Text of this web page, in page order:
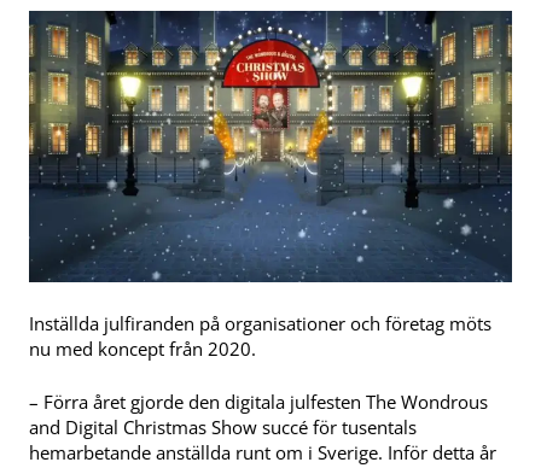
Inställda julfiranden på organisationer och företag möts
nu med koncept från 2020.
– Förra året gjorde den digitala julfesten The Wondrous
and Digital Christmas Show succé för tusentals
hemarbetande anställda runt om i Sverige. Inför detta år